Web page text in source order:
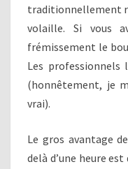
traditionnellement
volaille. Si vous
frémissement le
Les
(honnêtement, je
vrai).
Le gros avantage
delà d’une heure